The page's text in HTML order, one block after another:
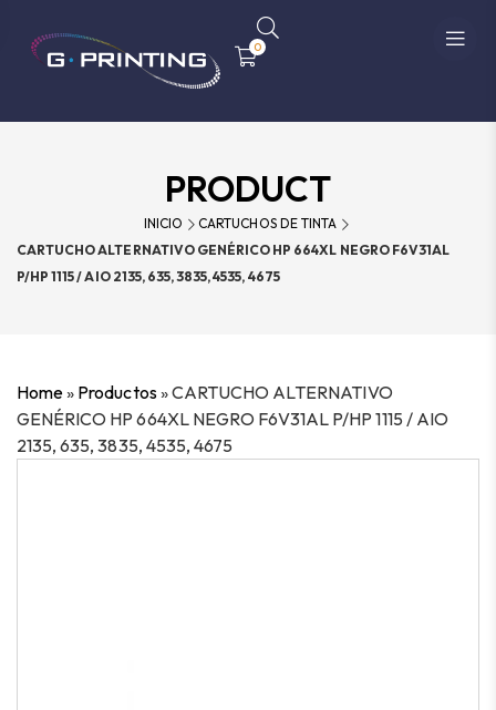
0
PRODUCT
INICIO
CARTUCHOS DE TINTA
CARTUCHO ALTERNATIVO GENÉRICO HP 664XL NEGRO F6V31AL
P/HP 1115 / AIO 2135, 635, 3835, 4535, 4675
Home» Productos»CARTUCHO ALTERNATIVO
GENÉRICO HP 664XL NEGRO F6V31AL P/HP 1115 / AIO
2135, 635, 3835, 4535, 4675